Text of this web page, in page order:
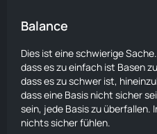
Balance
Dies ist eine schwierige
dass es zu einfach ist Basen
dass es zu schwer ist,
dass eine Basis nicht sicher
sein, jede Basis zu überfallen.
nichts sicher fühlen.